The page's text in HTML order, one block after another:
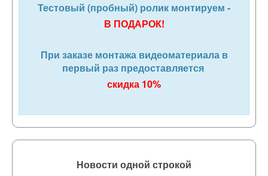
Тестовый (пробный) ролик монтируем -
В ПОДАРОК!
При заказе монтажа видеоматериала в
первый раз предоставляется
скидка 10%
Новости одной строкой